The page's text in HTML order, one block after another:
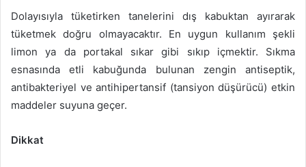
Dolayısıyla tüketirken tanelerini dış kabuktan ayırarak
tüketmek doğru olmayacaktır. En uygun kullanım şekli
limon ya da portakal sıkar gibi sıkıp içmektir. Sıkma
esnasında etli kabuğunda bulunan zengin antiseptik,
antibakteriyel ve antihipertansif (tansiyon düşürücü) etkin
maddeler suyuna geçer.
Dikkat